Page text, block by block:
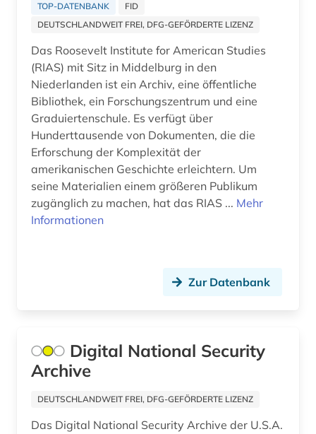
internationale politik (1)
internationaler konflikt (1)
internationaler vertrag (1)
internationales recht (2)
internationales steuerrecht (1)
interview (1)
irland (2)
java (1)
joseph antoine labadie (1)
josephinische landesaufnahme (1)
TOP-DATENBANK
FID
DEUTSCHLANDWEIT FREI, DFG-GEFÖRDERTE LIZENZ
Das Roosevelt Institute for American Studies
(RIAS) mit Sitz in Middelburg in den
Niederlanden ist ein Archiv, eine öffentliche
Bibliothek, ein Forschungszentrum und eine
Graduiertenschule. Es verfügt über
Hunderttausende von Dokumenten, die die
Erforschung der Komplexität der
amerikanischen Geschichte erleichtern. Um
seine Materialien einem größeren Publikum
zugänglich zu machen, hat das RIAS ... Mehr
Informationen
Zur Datenbank
Digital National Security
Archive
DEUTSCHLANDWEIT FREI, DFG-GEFÖRDERTE LIZENZ
Das Digital National Security Archive der U.S.A.